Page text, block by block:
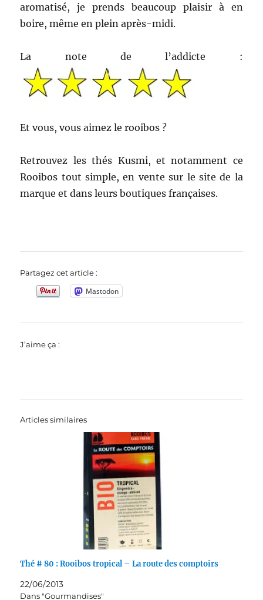
aromatisé, je prends beaucoup plaisir à en
boire, même en plein après-midi.
La note de l’addicte :
Et vous, vous aimez le rooibos ?
Retrouvez les thés Kusmi, et notamment ce
Rooibos tout simple, en vente sur le site de la
marque et dans leurs boutiques françaises.
Partagez cet article :
Mastodon
J’aime ça :
Articles similaires
Thé # 80 : Rooibos tropical – La route des comptoirs
22/06/2013
Dans "Gourmandises"